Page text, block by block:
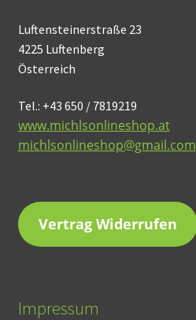
Luftensteinerstraße 23
4225 Luftenberg
Österreich
Tel.: +43 650 / 7819219
www.michlsonlineshop.at
michlsonlineshop@gmail.com
Vertrag Widerrufen
Impressum